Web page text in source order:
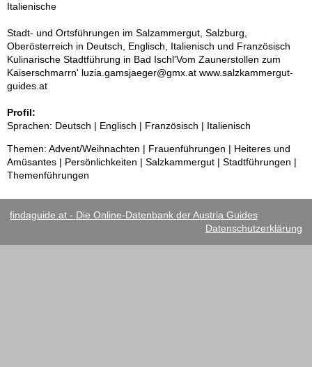
Italienische
Stadt- und Ortsführungen im Salzammergut, Salzburg,
Oberösterreich in Deutsch, Englisch, Italienisch und Französisch
Kulinarische Stadtführung in Bad Ischl'Vom Zaunerstollen zum
Kaiserschmarrn' luzia.gamsjaeger@gmx.at www.salzkammergut-
guides.at
Profil:
Sprachen: Deutsch | Englisch | Französisch | Italienisch
Themen: Advent/Weihnachten | Frauenführungen | Heiteres und
Amüsantes | Persönlichkeiten | Salzkammergut | Stadtführungen |
Themenführungen
findaguide.at - Die Online-Datenbank der Austria Guides
Datenschutzerklärung